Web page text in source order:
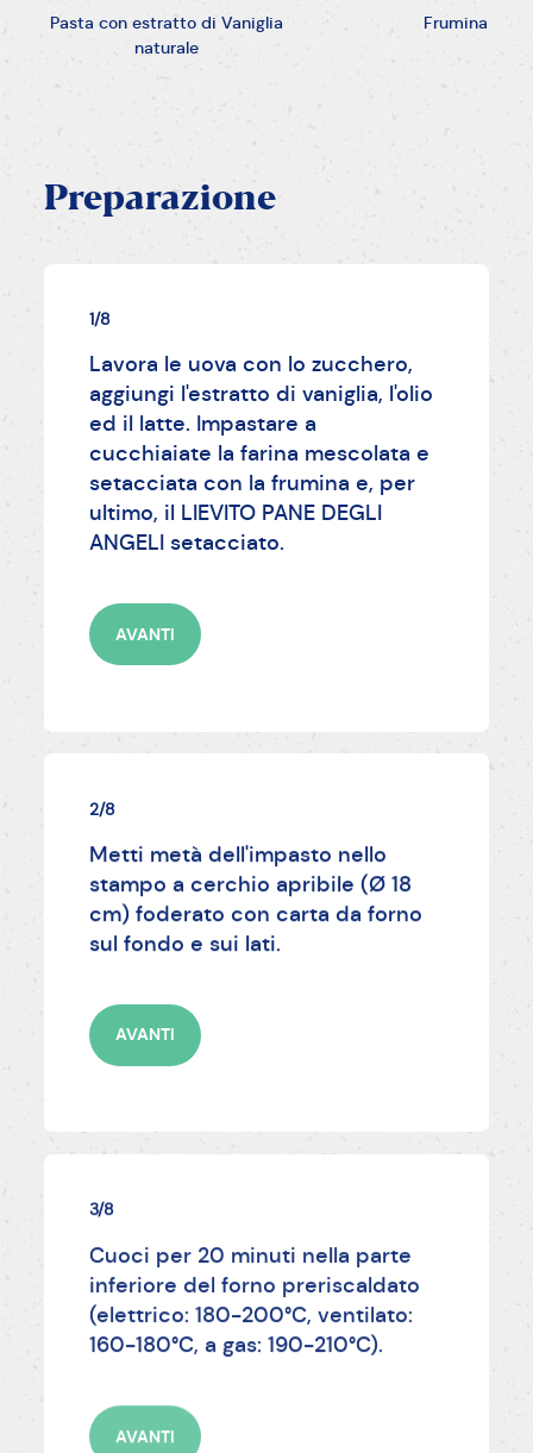
Pasta con estratto di Vaniglia
naturale
Frumina
Preparazione
1/8
Lavora le uova con lo zucchero,
aggiungi l'estratto di vaniglia, l'olio
ed il latte. Impastare a
cucchiaiate la farina mescolata e
setacciata con la frumina e, per
ultimo, il LIEVITO PANE DEGLI
ANGELI setacciato.
AVANTI
2/8
Metti metà dell'impasto nello
stampo a cerchio apribile (Ø 18
cm) foderato con carta da forno
sul fondo e sui lati.
AVANTI
3/8
Cuoci per 20 minuti nella parte
inferiore del forno preriscaldato
(elettrico: 180-200°C, ventilato:
160-180°C, a gas: 190-210°C).
AVANTI